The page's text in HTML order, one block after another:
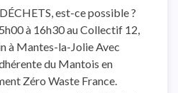
est-ce possible ?
à 16h30 au Collectif 12,
à Mantes-la-Jolie Avec
du Mantois en
Zéro Waste France.